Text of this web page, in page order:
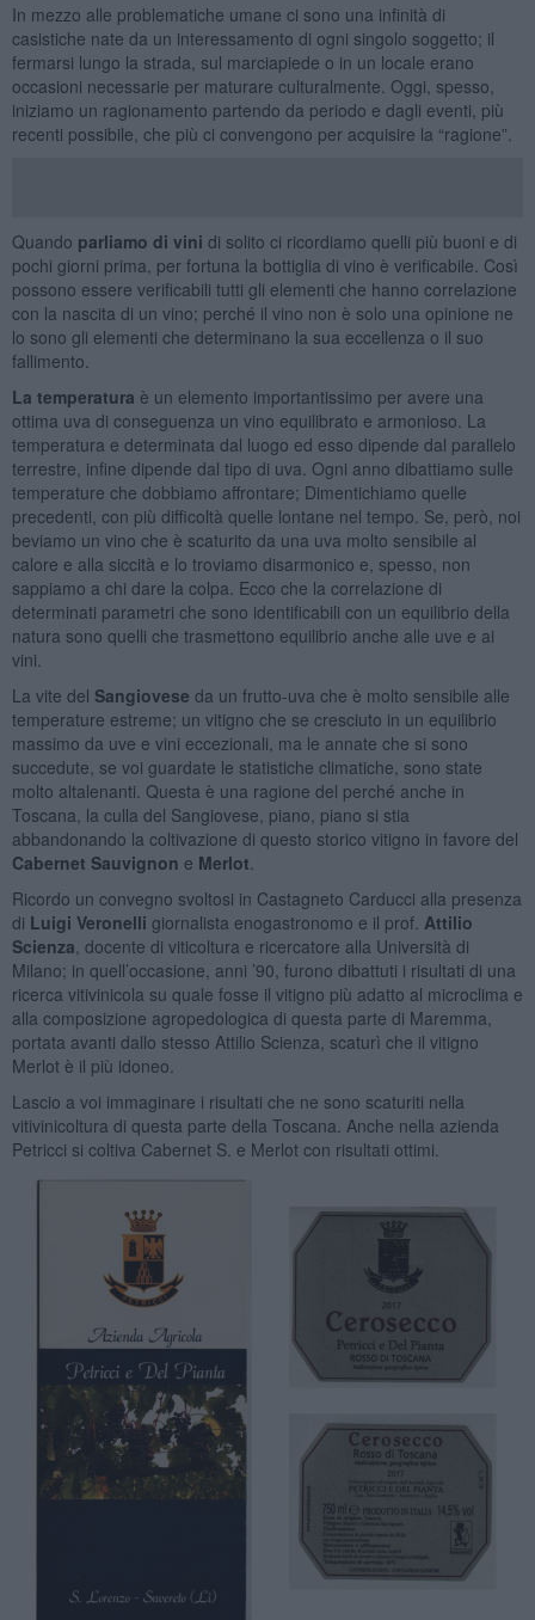
In mezzo alle problematiche umane ci sono una infinità di
casistiche nate da un interessamento di ogni singolo soggetto; il
fermarsi lungo la strada, sul marciapiede o in un locale erano
occasioni necessarie per maturare culturalmente. Oggi, spesso,
iniziamo un ragionamento partendo da periodo e dagli eventi, più
recenti possibile, che più ci convengono per acquisire la “ragione”.
Quando parliamo di vini di solito ci ricordiamo quelli più buoni e di
pochi giorni prima, per fortuna la bottiglia di vino è verificabile. Così
possono essere verificabili tutti gli elementi che hanno correlazione
con la nascita di un vino; perché il vino non è solo una opinione ne
lo sono gli elementi che determinano la sua eccellenza o il suo
fallimento.
La temperatura è un elemento importantissimo per avere una
ottima uva di conseguenza un vino equilibrato e armonioso. La
temperatura e determinata dal luogo ed esso dipende dal parallelo
terrestre, infine dipende dal tipo di uva. Ogni anno dibattiamo sulle
temperature che dobbiamo affrontare; Dimentichiamo quelle
precedenti, con più difficoltà quelle lontane nel tempo. Se, però, noi
beviamo un vino che è scaturito da una uva molto sensibile al
calore e alla siccità e lo troviamo disarmonico e, spesso, non
sappiamo a chi dare la colpa. Ecco che la correlazione di
determinati parametri che sono identificabili con un equilibrio della
natura sono quelli che trasmettono equilibrio anche alle uve e ai
vini.
La vite del Sangiovese da un frutto-uva che è molto sensibile alle
temperature estreme; un vitigno che se cresciuto in un equilibrio
massimo da uve e vini eccezionali, ma le annate che si sono
succedute, se voi guardate le statistiche climatiche, sono state
molto altalenanti. Questa è una ragione del perché anche in
Toscana, la culla del Sangiovese, piano, piano si stia
abbandonando la coltivazione di questo storico vitigno in favore del
Cabernet Sauvignon e Merlot
Ricordo un convegno svoltosi in Castagneto Carducci alla presenza
di Luigi Veronelli giornalista enogastronomo e il prof. Attilio
Scienza , docente di viticoltura e ricercatore alla Università di
Milano; in quell’occasione, anni ’90, furono dibattuti i risultati di una
ricerca vitivinicola su quale fosse il vitigno più adatto al microclima e
alla composizione agropedologica di questa parte di Maremma,
portata avanti dallo stesso Attilio Scienza, scaturì che il vitigno
Merlot è il più idoneo.
Lascio a voi immaginare i risultati che ne sono scaturiti nella
vitivinicoltura di questa parte della Toscana. Anche nella azienda
Petricci si coltiva Cabernet S. e Merlot con risultati ottimi.